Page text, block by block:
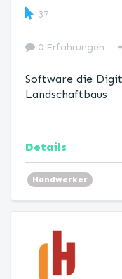
37
0 Erfahrungen
Software die
Landschaftbaus
Details
Handwerker